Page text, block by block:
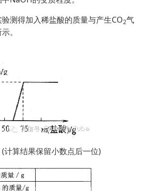
验测得加入稀盐酸的质量与产生CO2气
。
算结果保留小数点后一位)